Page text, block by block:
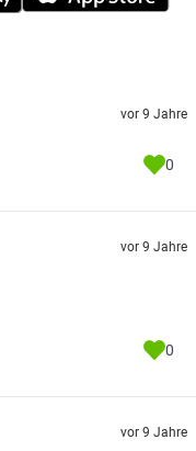
vor 9 Jahre
0
vor 9 Jahre
0
vor 9 Jahre